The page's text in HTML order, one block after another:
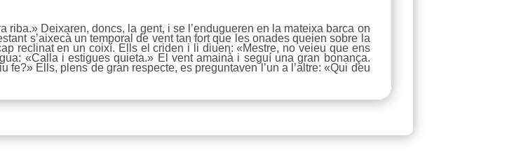
riba.» Deixaren, doncs, la gent, i se l’endugueren en la mateixa barca on
s’aixecà un temporal de vent tan fort que les onades queien sobre la
reclinat en un coixí. Ells el criden i li diuen: «Mestre, no veieu que ens
«Calla i estigues quieta.» El vent amainà i seguí una gran bonança.
Ells, plens de gran respecte, es preguntaven l’un a l’altre: «Qui deu